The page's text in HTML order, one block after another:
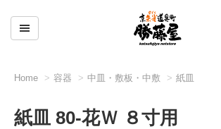
ここをクリックして左のメニューを開閉する
Home 容器 中皿・敷板・中敷 紙皿
紙皿 80-花Ｗ ８寸用